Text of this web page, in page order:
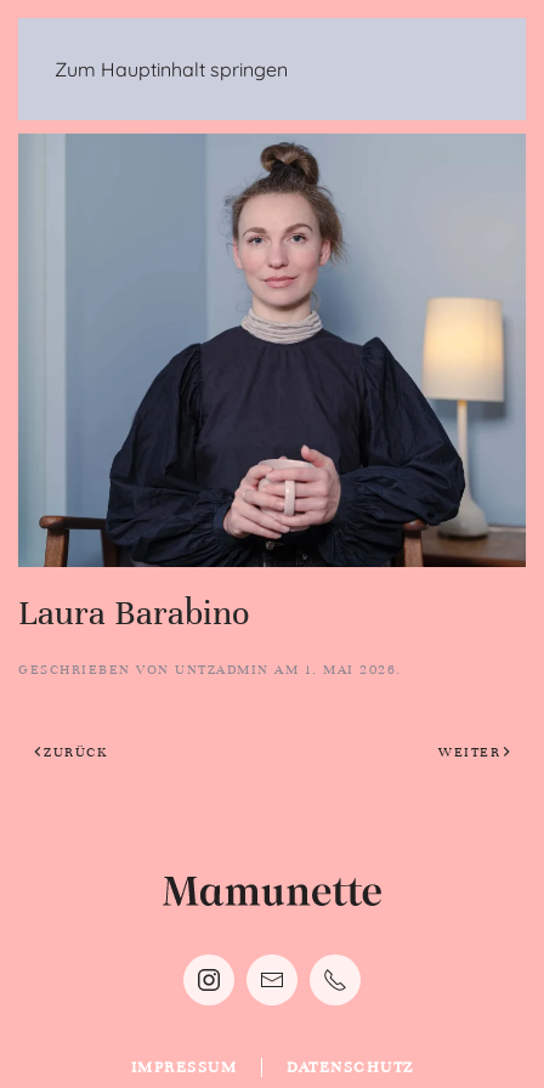
Zum Hauptinhalt springen
Laura Barabino
GESCHRIEBEN VON UNTZADMIN AM 1. MAI 2026.
ZURÜCK WEITER
IMPRESSUM DATENSCHUTZ